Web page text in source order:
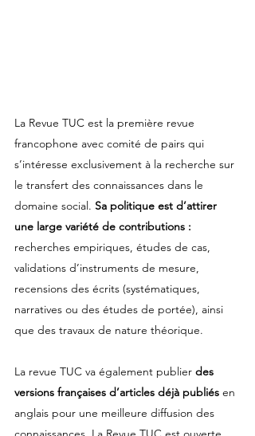
La Revue TUC est la première revue
francophone avec comité de pairs qui
s’intéresse exclusivement à la recherche sur
le transfert des connaissances dans le
domaine social. Sa politique est d’attirer
une large variété de contributions :
recherches empiriques, études de cas,
validations d’instruments de mesure,
recensions des écrits (systématiques,
narratives ou des études de portée), ainsi
que des travaux de nature théorique.
La revue TUC va également publier des
versions françaises d’articles déjà publiés en
anglais pour une meilleure diffusion des